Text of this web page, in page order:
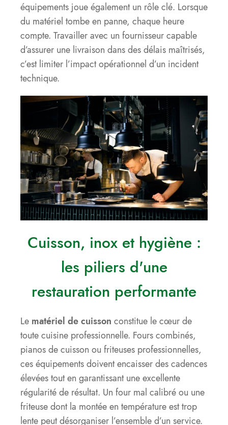
équipements joue également un rôle clé. Lorsque
du matériel tombe en panne, chaque heure
compte. Travailler avec un fournisseur capable
d’assurer une livraison dans des délais maîtrisés,
c’est limiter l’impact opérationnel d’un incident
technique.
Cuisson, inox et hygiène :
les piliers d'une
restauration performante
Le matériel de cuisson constitue le cœur de
toute cuisine professionnelle. Fours combinés,
pianos de cuisson ou friteuses professionnelles,
ces équipements doivent encaisser des cadences
élevées tout en garantissant une excellente
régularité de résultat. Un four mal calibré ou une
friteuse dont la montée en température est trop
lente peut désorganiser l’ensemble d’un service.